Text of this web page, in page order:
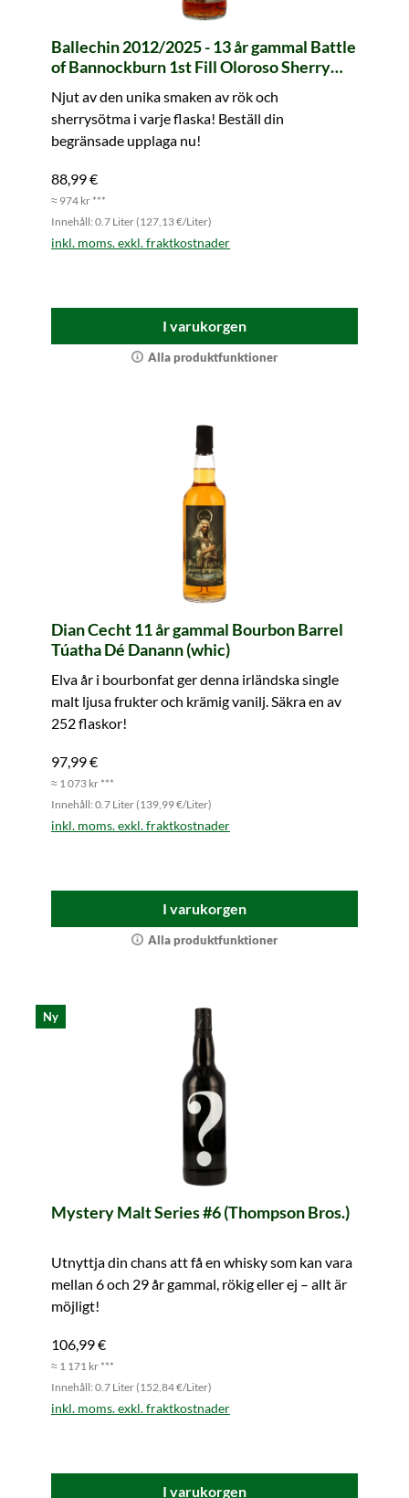
Ballechin 2012/2025 - 13 år gammal Battle
of Bannockburn 1st Fill Oloroso Sherry
Njut av den unika smaken av rök och
sherrysötma i varje flaska! Beställ din
begränsade upplaga nu!
88,99 €
≈ 974 kr ***
Innehåll: 0.7 Liter (127,13 €/Liter)
inkl. moms. exkl. fraktkostnader
I varukorgen
Alla produktfunktioner
Dian Cecht 11 år gammal Bourbon Barrel
Túatha Dé Danann (whic)
Elva år i bourbonfat ger denna irländska single
malt ljusa frukter och krämig vanilj. Säkra en av
252 flaskor!
97,99 €
≈ 1 073 kr ***
Innehåll: 0.7 Liter (139,99 €/Liter)
inkl. moms. exkl. fraktkostnader
I varukorgen
Alla produktfunktioner
Ny
Mystery Malt Series #6 (Thompson Bros.)
Utnyttja din chans att få en whisky som kan vara
mellan 6 och 29 år gammal, rökig eller ej – allt är
möjligt!
106,99 €
≈ 1 171 kr ***
Innehåll: 0.7 Liter (152,84 €/Liter)
inkl. moms. exkl. fraktkostnader
I varukorgen